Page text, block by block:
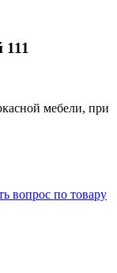
мебели, при
вопрос по товару